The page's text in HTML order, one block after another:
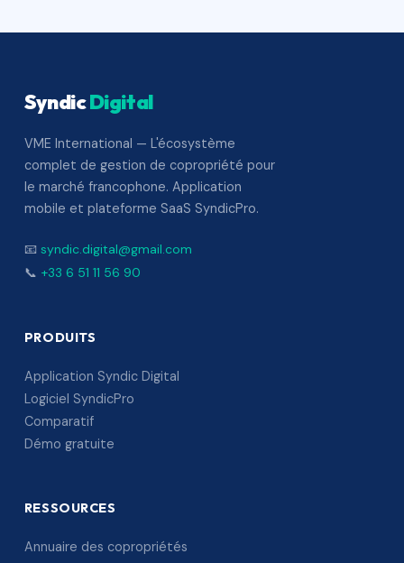
SyndicDigital
VME International — L'écosystème
complet de gestion de copropriété pour
le marché francophone. Application
mobile et plateforme SaaS SyndicPro.
📧 syndic.digital@gmail.com
📞 +33 6 51 11 56 90
PRODUITS
Application Syndic Digital
Logiciel SyndicPro
Comparatif
Démo gratuite
RESSOURCES
Annuaire des copropriétés